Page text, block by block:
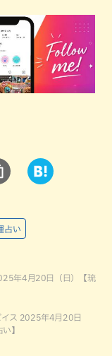
占い
年4月20日（日）【琉
イス 2025年4月20日
】